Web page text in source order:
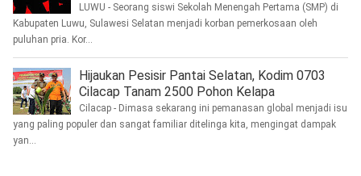
LUWU - Seorang siswi Sekolah Menengah Pertama (SMP) di
Kabupaten Luwu, Sulawesi Selatan menjadi korban pemerkosaan oleh
puluhan pria. Kor...
Hijaukan Pesisir Pantai Selatan, Kodim 0703
Cilacap Tanam 2500 Pohon Kelapa
Cilacap - Dimasa sekarang ini pemanasan global menjadi isu
yang paling populer dan sangat familiar ditelinga kita, mengingat dampak
yan...